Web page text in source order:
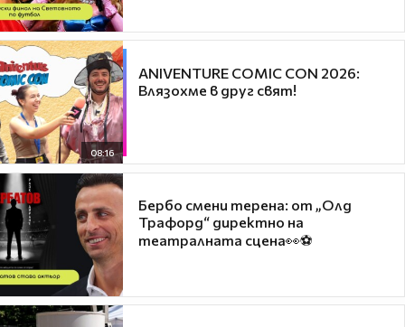
08:16
ANIVENTURE COMIC CON 2026:
Влязохме в друг свят!
Бербо смени терена: от „Олд
Трафорд“ директно на
театралната сцена👀⚽